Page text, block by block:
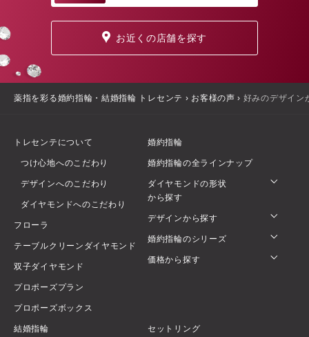
お近くの店舗を探す
薬指を彩る婚約指輪・結婚指輪 トレセンテ › お客様の声 › 好みのデザイ
トレセンテについて
つけ心地へのこだわり
デザインへのこだわり
ダイヤモンドへのこだわり
フローラ
テーブルクリーンダイヤモンド
双子ダイヤモンド
プロポーズプラン
プロポーズボックス
婚約指輪
婚約指輪の全ラインナップ
ダイヤモンドの形状
から探す
デザインから探す
婚約指輪のシリーズ
価格から探す
結婚指輪 セットリング